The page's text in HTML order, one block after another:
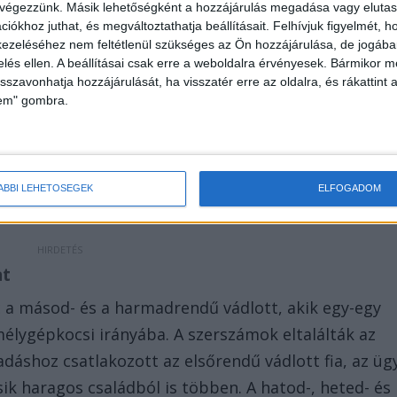
Másik lehetőségként a hozzájárulás megadása vagy
juthat, és megváltoztathatja beállításait. Felhívjuk figyelmét,
nem feltétlenül szükséges az Ön hozzájárulása, de
ellen. A beállításai csak erre a weboldalra érvényesek. Bármikor
hozzájárulását, ha visszatér erre az oldalra, és rákattint
gombra.
LEHETŐSÉGEK ELFOGADOM
délután szabadon engedték a Berettyóújfalui
ismerőseiknek, hogy menjenek értük kocsival.
gépkocsival, majd elindultak Pocsajra.
is lakik. Amikor az autókat meglátta a férfi,
nagy erővel az elől haladó gépkocsi hátsó
másod- és a harmadrendű vádlott, akik egy-egy
irányába. A szerszámok eltalálták az
csatlakozott az elsőrendű vádlott fia, az
haragos családból is többen. A hatod-, heted- és